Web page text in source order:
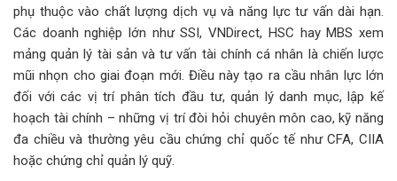
phụ thuộc vào chất lượng dịch vụ và năng lực tư vấn dài hạn.
Các doanh nghiệp lớn như SSI, VNDirect, HSC hay MBS xem
mảng quản lý tài sản và tư vấn tài chính cá nhân là chiến lược
mũi nhọn cho giai đoạn mới. Điều này tạo ra cầu nhân lực lớn
đối với các vị trí phân tích đầu tư, quản lý danh mục, lập kế
hoạch tài chính – những vị trí đòi hỏi chuyên môn cao, kỹ năng
đa chiều và thường yêu cầu chứng chỉ quốc tế như CFA, CIIA
hoặc chứng chỉ quản lý quỹ.